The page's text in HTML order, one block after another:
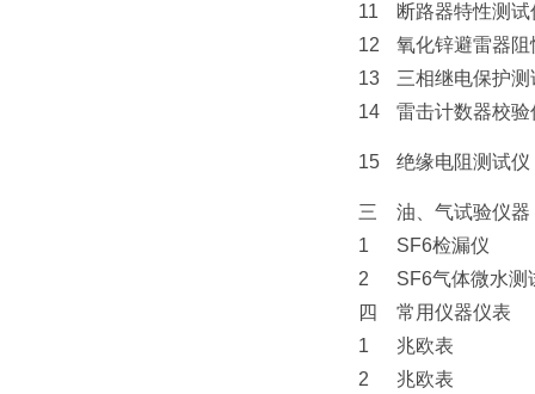
11
断路器特性测试
12
氧化锌避雷器
13
三相继电保护测
14
雷击计数器校验
15 绝缘电阻测试仪
三
油、气试验仪器
1
SF6检漏仪
2
SF6气体微水测
四
常用仪器仪表
1
兆欧表
2
兆欧表